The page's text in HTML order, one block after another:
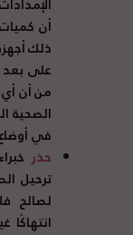
أن
ذلك
على بعد
من أن
الصحية
في
حذر
ترحيل
لصالح
انتهاكًا